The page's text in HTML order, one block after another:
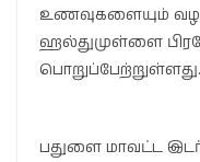
உணவுகளையும்
ஹல்துமுள்ளை
பொறுப்பேற்றுள்ளது.
பதுளை மாவட்ட